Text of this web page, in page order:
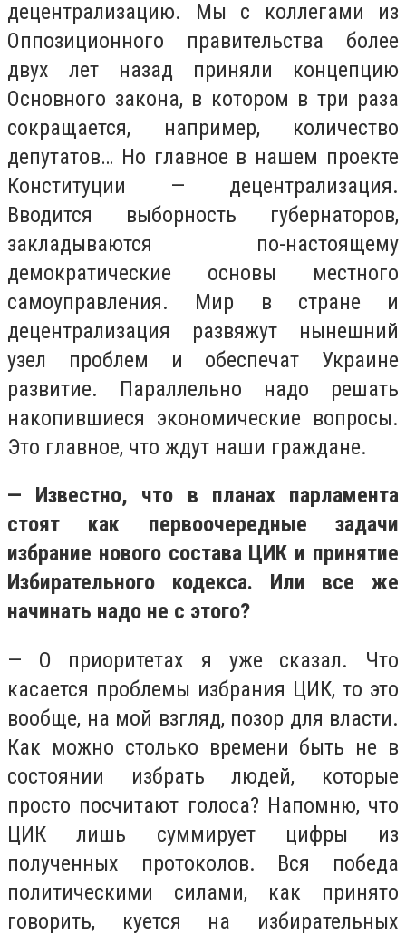
децентрализацию. Мы с коллегами из
Оппозиционного правительства более
двух лет назад приняли концепцию
Основного закона, в котором в три раза
сокращается, например, количество
депутатов… Но главное в нашем проекте
Конституции — децентрализация.
Вводится выборность губернаторов,
закладываются по-настоящему
демократические основы местного
самоуправления. Мир в стране и
децентрализация развяжут нынешний
узел проблем и обеспечат Украине
развитие. Параллельно надо решать
накопившиеся экономические вопросы.
Это главное, что ждут наши граждане.
— Известно, что в планах парламента
стоят как первоочередные задачи
избрание нового состава ЦИК и принятие
Избирательного кодекса. Или все же
начинать надо не с этого?
— О приоритетах я уже сказал. Что
касается проблемы избрания ЦИК, то это
вообще, на мой взгляд, позор для власти.
Как можно столько времени быть не в
состоянии избрать людей, которые
просто посчитают голоса? Напомню, что
ЦИК лишь суммирует цифры из
полученных протоколов. Вся победа
политическими силами, как принято
говорить, куется на избирательных